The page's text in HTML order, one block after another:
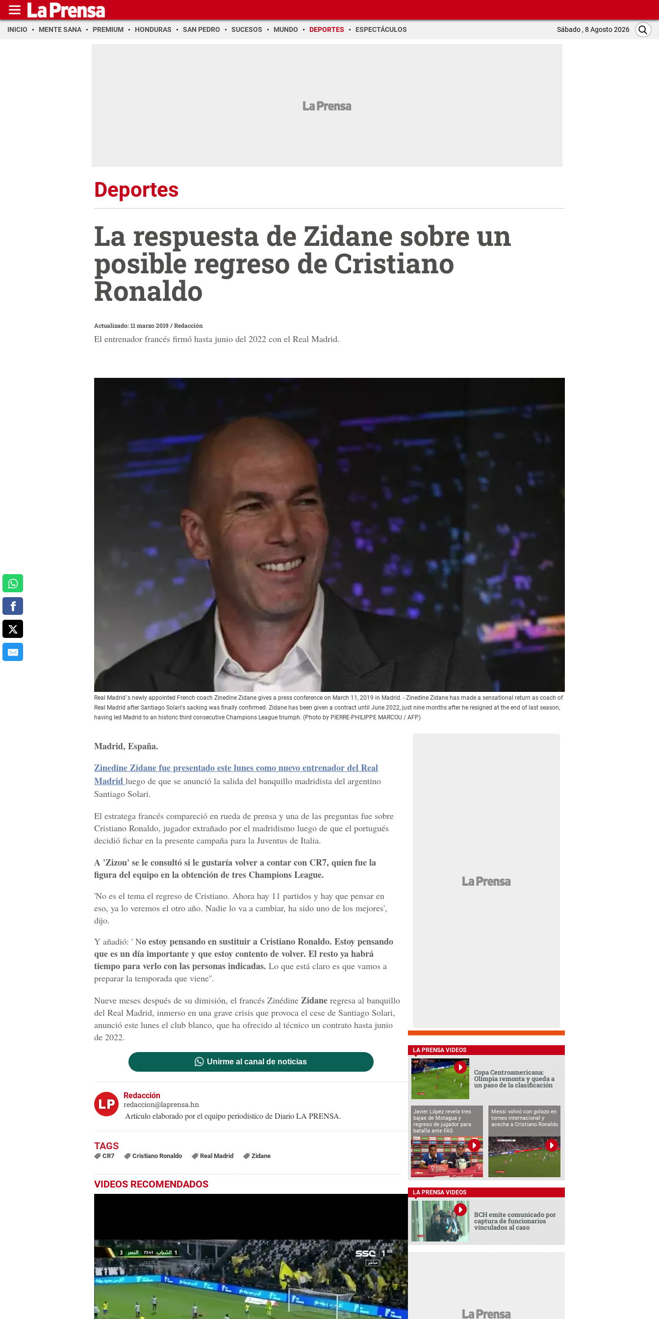
INICIO MENTE SANA PREMIUM HONDURAS SAN PEDRO SUCESOS MUNDO DEPORTES ESPECTÁCULOS Sábado , 8 Agosto 2026
Deportes
La respuesta de Zidane sobre un
posible regreso de Cristiano
Ronaldo
Actualizado: 11 marzo 2019/Redacción
El entrenador francés firmó hasta junio del 2022 con el Real Madrid.
Real Madrid´s newly appointed French coach Zinedine Zidane gives a press conference on March 11, 2019 in Madrid. - Zinedine Zidane has made a sensational return as coach of
Real Madrid after Santiago Solari's sacking was finally confirmed. Zidane has been given a contract until June 2022, just nine months after he resigned at the end of last season,
having led Madrid to an historic third consecutive Champions League triumph. (Photo by PIERRE-PHILIPPE MARCOU / AFP)
Madrid, España.
Zinedine Zidane fue presentado este lunes como nuevo entrenador del Real
Madrid luego de que se anunció la salida del banquillo madridista del argentino
Santiago Solari.
El estratega francés compareció en rueda de prensa y una de las preguntas fue sobre
Cristiano Ronaldo, jugador extrañado por el madridismo luego de que el portugués
decidió fichar en la presente campaña para la Juventus de Italia.
A 'Zizou' se le consultó si le gustaría volver a contar con CR7, quien fue la
figura del equipo en la obtención de tres Champions League.
'No es el tema el regreso de Cristiano. Ahora hay 11 partidos y hay que pensar en
eso, ya lo veremos el otro año. Nadie lo va a cambiar, ha sido uno de los mejores',
dijo.
Y añadió: ' No estoy pensando en sustituir a Cristiano Ronaldo. Estoy pensando
que es un día importante y que estoy contento de volver. El resto ya habrá
tiempo para verlo con las personas indicadas. Lo que está claro es que vamos a
preparar la temporada que viene''.
Nueve meses después de su dimisión, el francés Zinédine Zidane regresa al banquillo
del Real Madrid, inmerso en una grave crisis que provoca el cese de Santiago Solari,
anunció este lunes el club blanco, que ha ofrecido al técnico un contrato hasta junio
de 2022.
Unirme al canal de noticias
Redacción
redaccion@laprensa.hn
Artículo elaborado por el equipo periodístico de Diario LA PRENSA.
CR7 Cristiano Ronaldo Real Madrid Zidane
VIDEOS RECOMENDADOS
LA PRENSA VIDEOS
Copa Centroamericana:
Olimpia remonta y queda a
un paso de la clasificación
Javier López revela tres
bajas de Motagua y
regreso de jugador para
batalla ante FAS
Messi volvió con golazo en
torneo internacional y
acecha a Cristiano Ronaldo
LA PRENSA VIDEOS
BCH emite comunicado por
captura de funcionarios
vinculados al caso